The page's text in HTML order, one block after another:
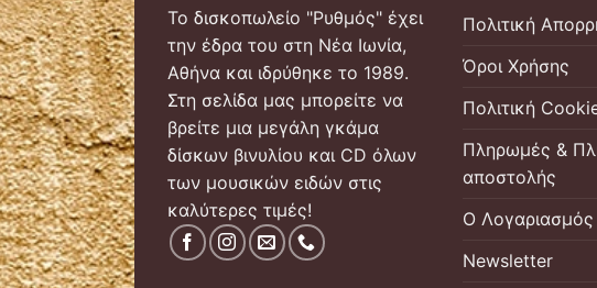
Το δισκοπωλείο "Ρυθμός" έχει
την έδρα του στη Νέα Ιωνία,
Αθήνα και ιδρύθηκε το 1989.
Στη σελίδα μας μπορείτε να
βρείτε μια μεγάλη γκάμα
δίσκων βινυλίου και CD όλων
των μουσικών ειδών στις
καλύτερες τιμές!
Πολιτική
Όροι Χρήσης
Πολιτική
Πληρωμές &
αποστολής
Ο
Newsletter